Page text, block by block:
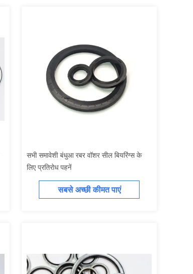
सभी समावेशी बंधुआ रबर वॉशर सील बियरिंग्स के
लिए प्रतिरोध पहनें
सबसे अच्छी कीमत पाएं